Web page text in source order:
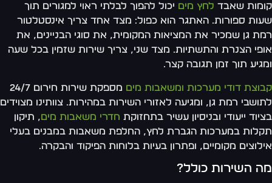
קומות שאבד לחץ מים יכול להפוך לבלתי ראוי למגורים תוך
שעות ספורות. האתגר הוא כפול: מצד אחד צריך אינסטלטור
רמת גן שמכיר את המציאות המקומית, את סוגי הבניינים, את
אופי הצנרת והתשתיות. מצד שני, צריך שירות שזמין בכל שעה
ומגיע תוך זמן תגובה קצר.
קבוצת דודי מערכות ומשאבות מים
מספקת שירות חירום 24/7
לתושבי רמת גן, ומגיעה לאזורי השירות במהירות. צוותינו מצוידים
בציוד ייעודי ובניסיון עשיר בתחזוקת חדרי משאבות מים, תיקון
תקלות במערכות הגברת לחץ, החלפת משאבות במבנים בעלי
אילוצים מקומיים, ופתרון בעיות בלוחות הפיקוד והבקרה.
מה השירות כולל?